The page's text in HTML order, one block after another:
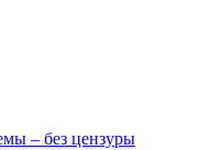
– без цензуры